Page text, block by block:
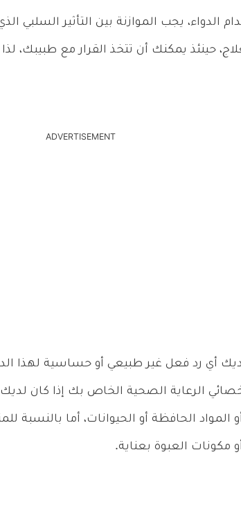
الدواء، يجب الموازنة بين التأثير السلبي
حينئذ يمكنك أن تتخذ القرار مع طبيبك،
ADVERTISEMENT
أي رد فعل غير طبيعي أو حساسية لهذا
الرعاية الصحية الخاص بك إذا كان
المواد الحافظة أو الحيوانات، أما بالنسبة
مكونات العبوة بعناية.